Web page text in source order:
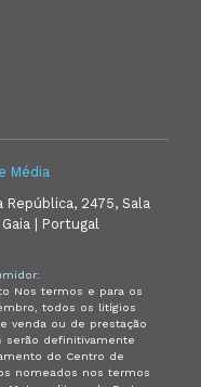
Média
República, 2475, Sala
| Portugal
Nos termos e para os
todos os litígios
venda ou de prestação
serão definitivamente
do Centro de
nomeados nos termos